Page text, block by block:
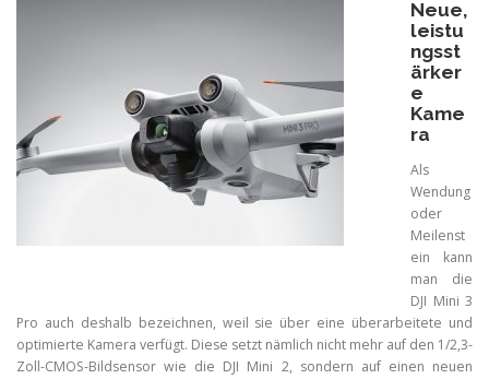
Neue,
leistu
ngsst
ärker
e
Kame
ra
Als
Wendung
oder
Meilenst
ein kann
man die
DJI Mini 3
Pro auch deshalb bezeichnen, weil sie über eine überarbeitete und
optimierte Kamera verfügt. Diese setzt nämlich nicht mehr auf den 1/2,3-
Zoll-CMOS-Bildsensor wie die DJI Mini 2, sondern auf einen neuen